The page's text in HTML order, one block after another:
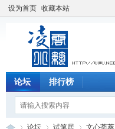
设为首页 收藏本站
论坛 排行榜
论坛 试笔居 文心荟萃